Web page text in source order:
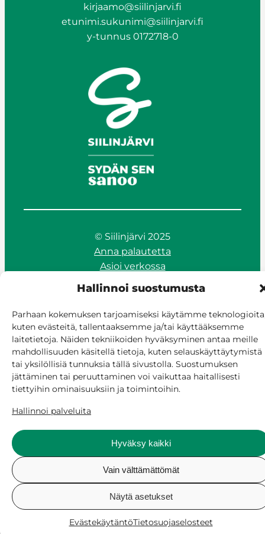
Hallinnoi suostumusta
Parhaan kokemuksen tarjoamiseksi käytämme
kuten evästeitä, tallentaaksemme ja/tai käyttääksemme
laitetietoja. Näiden tekniikoiden hyväksyminen antaa meille
mahdollisuuden käsitellä tietoja, kuten selauskäyttäytymistä
tai yksilöllisiä tunnuksia tällä sivustolla. Suostumuksen
jättäminen tai peruuttaminen voi vaikuttaa haitallisesti
tiettyihin ominaisuuksiin ja toimintoihin.
Hallinnoi palveluita
Hyväksy kaikki
Vain välttämättömät
Näytä asetukset
EvästekäytäntöTietosuojaselosteet
kirjaamo@siilinjarvi.fi
etunimi.sukunimi@siilinjarvi.fi
y-tunnus 0172718-0
© Siilinjärvi 2025
Anna palautetta
Asioi verkossa
Laskutus ja maksaminen
Saavutettavuus
Evästekäytäntö
Hallitse suostumusta